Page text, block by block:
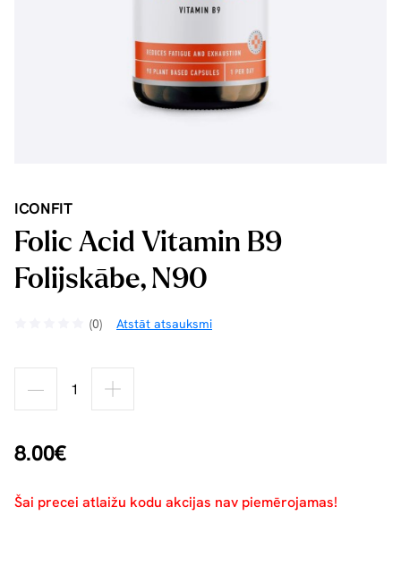
ICONFIT
Folic Acid Vitamin B9
Folijskābe, N90
(0) Atstāt atsauksmi
8.00€
Šai precei atlaižu kodu akcijas nav piemērojamas!